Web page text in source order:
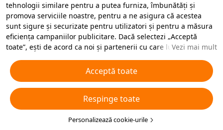
tehnologii similare pentru a putea furniza, îmbunătăți și
promova serviciile noastre, pentru a ne asigura că acestea
sunt sigure și securizate pentru utilizatori și pentru a măsura
eficiența campaniilor publicitare. Dacă selectezi „Acceptă
toate”, ești de acord ca noi și partenerii cu care lucrăm să
scopuri publicitare. De asemenea, poți „Respinge toate”
cookie-urile neesențiale sau poți alege ce tipuri de cookie-uri
dorești să accepți sau să dezactivezi, printr-un clic mai jos pe
„Personalizare cookie-uri” sau în orice moment în setările de
confidențialitate. Pentru mai multe detalii, veziPolitica noastră
privind cookie-urile și tehnologiile similare .
Vezi mai mult
Acceptă toate
Respinge toate
Personalizează cookie-urile